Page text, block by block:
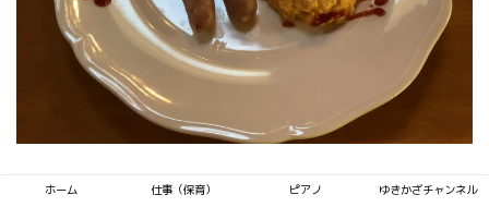
パンやスクランブルエッグ、ウインナーなど朝食らし
ホーム 仕事（保育） ピアノ ゆきかざチャンネル